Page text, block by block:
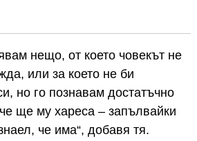
нещо, от което човекът не
или за което не би
но го познавам достатъчно
ще му хареса – запълвайки
че има“, добавя тя.